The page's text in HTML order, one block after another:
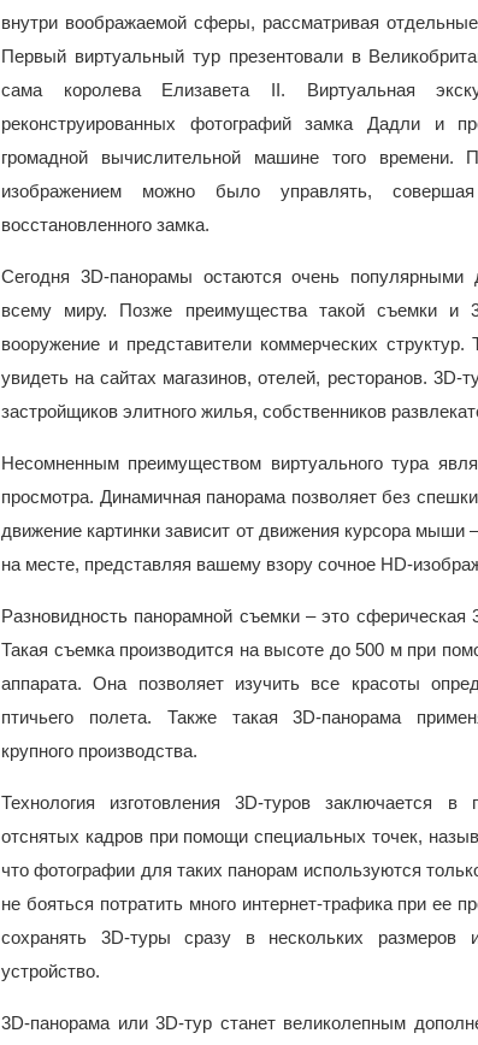
внутри воображаемой сферы, рассматривая
Первый виртуальный тур презентовали в
сама королева Елизавета II. Виртуальная
реконструированных фотографий замка Дадли и
громадной вычислительной машине того времени.
изображением можно было управлять,
восстановленного замка.
Сегодня 3D-панорамы остаются очень популярными
всему миру. Позже преимущества такой съемки и
вооружение и представители коммерческих
увидеть на сайтах магазинов, отелей, ресторанов.
застройщиков элитного жилья, собственников
Несомненным преимуществом виртуального тура
просмотра. Динамичная панорама позволяет без
движение картинки зависит от движения курсора мыши
на месте, представляя вашему взору сочное HD-
Разновидность панорамной съемки – это сферическая
Такая съемка производится на высоте до 500 м при
аппарата. Она позволяет изучить все красоты
птичьего полета. Также такая 3D-панорама
крупного производства.
Технология изготовления 3D-туров заключается в
отснятых кадров при помощи специальных точек,
что фотографии для таких панорам используются
не бояться потратить много интернет-трафика при ее
сохранять 3D-туры сразу в нескольких
устройство.
3D-панорама или 3D-тур станет великолепным